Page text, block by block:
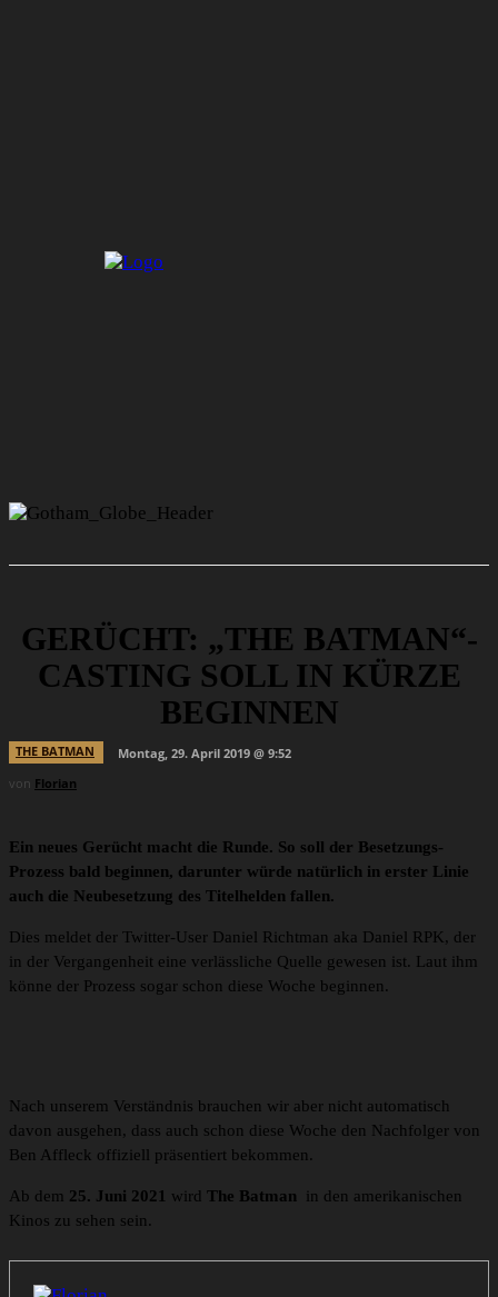
GERÜCHT: „THE BATMAN“-
CASTING SOLL IN KÜRZE
BEGINNEN
THE BATMAN
Montag, 29. April 2019 @ 9:52
von Florian
Ein neues Gerücht macht die Runde. So soll der Besetzungs-
Prozess bald beginnen, darunter würde natürlich in erster Linie
auch die Neubesetzung des Titelhelden fallen.
Dies meldet der Twitter-User Daniel Richtman aka Daniel RPK, der
in der Vergangenheit eine verlässliche Quelle gewesen ist. Laut ihm
könne der Prozess sogar schon diese Woche beginnen.
Nach unserem Verständnis brauchen wir aber nicht automatisch
davon ausgehen, dass auch schon diese Woche den Nachfolger von
Ben Affleck offiziell präsentiert bekommen.
Ab dem 25. Juni 2021 wird The Batman in den amerikanischen
Kinos zu sehen sein.